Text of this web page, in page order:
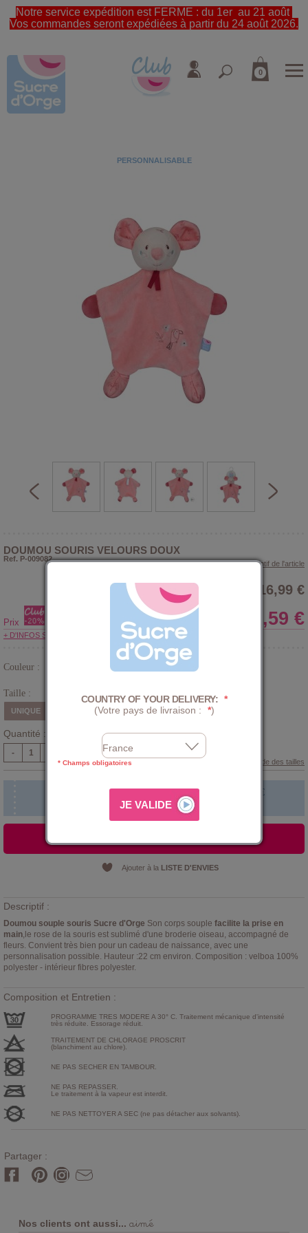
Notre service expédition est FERME : du 1er au 21 août
Vos commandes seront expédiées à partir du 24 août 2026.
0
PERSONNALISABLE
DOUMOU SOURIS VELOURS DOUX
Ref. P-009082
> Voir le descriptif de l'article
16,99 €
Prix 13,59 €
+ D'INFOS SUR LE CLUB
Couleur :
Taille :
UNIQUE
Quantité :
-
Guide des tailles
Faire broder le prénom de bébé ! 5,00 €
Ajouter à la LISTE D'ENVIES
Descriptif :
Doumou souple souris Sucre d'Orge Son corps souple facilite la prise en
main,le rose de la souris est sublimé d'une broderie oiseau, accompagné de
fleurs. Convient très bien pour un cadeau de naissance, avec une
personnalisation possible. Hauteur :22 cm environ. Composition : velboa 100%
polyester - intérieur fibres polyester.
Composition et Entretien :
PROGRAMME TRES MODERE A 30° C. Traitement mécanique d'intensité
très réduite. Essorage réduit.
TRAITEMENT DE CHLORAGE PROSCRIT
(blanchiment au chlore).
NE PAS SECHER EN TAMBOUR.
NE PAS REPASSER.
Le traitement à la vapeur est interdit.
NE PAS NETTOYER A SEC (ne pas détacher aux solvants).
Partager :
Nos clients ont aussi... aimé
COUNTRY OF YOUR DELIVERY: *
(Votre pays de livraison :
*)
* Champs obligatoires